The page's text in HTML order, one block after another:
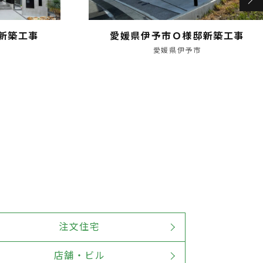
築工事 愛媛県伊予市Ｏ様邸新築工事
愛媛県伊予市
注文住宅
店舗・ビル